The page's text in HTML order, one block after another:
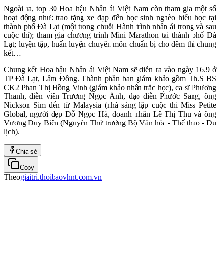
Ngoài ra, top 30 Hoa hậu Nhân ái Việt Nam còn tham gia một số
hoạt động như: trao tặng xe đạp đến học sinh nghèo hiếu học tại
thành phố Đà Lạt (một trong chuỗi Hành trình nhân ái trong và sau
cuộc thi); tham gia chương trình Mini Marathon tại thành phố Đà
Lạt; luyện tập, huấn luyện chuyên môn chuẩn bị cho đêm thi chung
kết…
Chung kết Hoa hậu Nhân ái Việt Nam sẽ diễn ra vào ngày 16.9 ở
TP Đà Lạt, Lâm Đồng. Thành phần ban giám khảo gồm Th.S BS
CK2 Phan Thị Hồng Vinh (giám khảo nhân trắc học), ca sĩ Phương
Thanh, diễn viên Trương Ngọc Ánh, đạo diễn Phước Sang, ông
Nickson Sim đến từ Malaysia (nhà sáng lập cuộc thi Miss Petite
Global, người đẹp Đỗ Ngọc Hà, doanh nhân Lê Thị Thu và ông
Vương Duy Biên (Nguyên Thứ trưởng Bộ Văn hóa - Thể thao - Du
lịch).
Chia sẻ
Copy
Theogiaitri.thoibaovhnt.com.vn